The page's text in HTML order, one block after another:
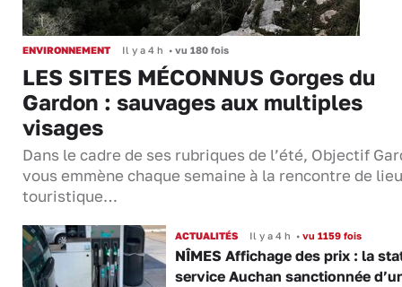
ENVIRONNEMENT Il y a 4 h • vu 180 fois
LES SITES MÉCONNUS Gorges du
Gardon : sauvages aux multiples
visages
Dans le cadre de ses rubriques de l’été, Objectif
vous emmène chaque semaine à la rencontre de
touristique…
ACTUALITÉS Il y a 4 h •vu 1159 fois
NÎMES Affichage des prix : la
service Auchan sanctionnée